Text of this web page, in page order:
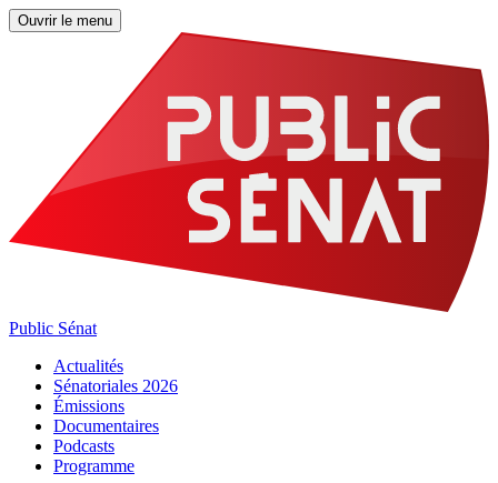
Ouvrir le menu
Public Sénat
Actualités
Sénatoriales 2026
Émissions
Documentaires
Podcasts
Programme